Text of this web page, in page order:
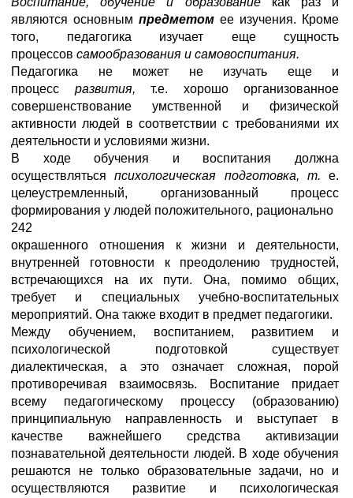
являются основным предметом ее изучения. Кроме
того, педагогика изучает еще сущность
процессов самообразования и самовоспитания.
Педагогика не может не изучать еще и
процесс развития, т.е. хорошо организованное
совершенствование умственной и физической
активности людей в соответствии с требованиями их
деятельности и условиями жизни.
В ходе обучения и воспитания должна
осуществлятьсяпсихологическая подготовка, т. е.
целеустремленный, организованный процесс
формирования у людей положительного, рационально
242
окрашенного отношения к жизни и деятельности,
внутренней готовности к преодолению трудностей,
встречающихся на их пути. Она, помимо общих,
требует и специальных учебно-воспитательных
мероприятий. Она также входит в предмет педагогики.
Между обучением, воспитанием, развитием и
психологической подготовкой существует
диалектическая, а это означает сложная, порой
противоречивая взаимосвязь. Воспитание придает
всему педагогическому процессу (образованию)
принципиальную направленность и выступает в
качестве важнейшего средства активизации
познавательной деятельности людей. В ходе обучения
решаются не только образовательные задачи, но и
осуществляются развитие и психологическая